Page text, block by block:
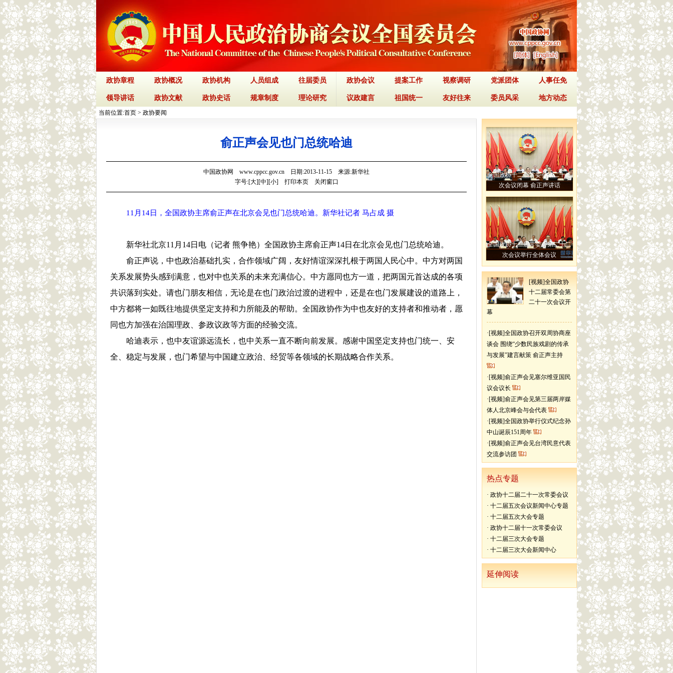
政协章程 政协概况 政协机构 人员组成 往届委员
领导讲话 政协文献 政协史话 规章制度 理论研究
政协会议 提案工作 视察调研 党派团体 人事任免
议政建言 祖国统一 友好往来 委员风采 地方动态
当前位置:首页 > 政协要闻
俞正声会见也门总统哈迪
中国政协网 www.cppcc.gov.cn 日期:2013-11-15 来源:新华社
字号:[大][中][小] 打印本页 关闭窗口
11月14日，全国政协主席俞正声在北京会见也门总统哈迪。新华社记者 马占成 摄
新华社北京11月14日电（记者 熊争艳）全国政协主席俞正声14日在北京会见也门总统哈迪。
俞正声说，中也政治基础扎实，合作领域广阔，友好情谊深深扎根于两国人民心中。中方对两国
关系发展势头感到满意，也对中也关系的未来充满信心。中方愿同也方一道，把两国元首达成的各项
共识落到实处。请也门朋友相信，无论是在也门政治过渡的进程中，还是在也门发展建设的道路上，
中方都将一如既往地提供坚定支持和力所能及的帮助。全国政协作为中也友好的支持者和推动者，愿
同也方加强在治国理政、参政议政等方面的经验交流。
哈迪表示，也中友谊源远流长，也中关系一直不断向前发展。感谢中国坚定支持也门统一、安
全、稳定与发展，也门希望与中国建立政治、经贸等各领域的长期战略合作关系。
全国政协十二届常委会第二十二
次会议闭幕 俞正声讲话
全国政协十二届常委会第二十二
次会议举行全体会议
[视频]全国政协
十二届常委会第
二十一次会议开
幕
·[视频]全国政协召开双周协商座
谈会 围绕“少数民族戏剧的传承
与发展”建言献策 俞正声主持
·[视频]俞正声会见塞尔维亚国民
议会议长
·[视频]俞正声会见第三届两岸媒
体人北京峰会与会代表
·[视频]全国政协举行仪式纪念孙
中山诞辰151周年
·[视频]俞正声会见台湾民意代表
交流参访团
热点专题
·政协十二届二十一次常委会议
·十二届五次会议新闻中心专题
·十二届五次大会专题
·政协十二届十一次常委会议
·十二届三次大会专题
·十二届三次大会新闻中心
延伸阅读